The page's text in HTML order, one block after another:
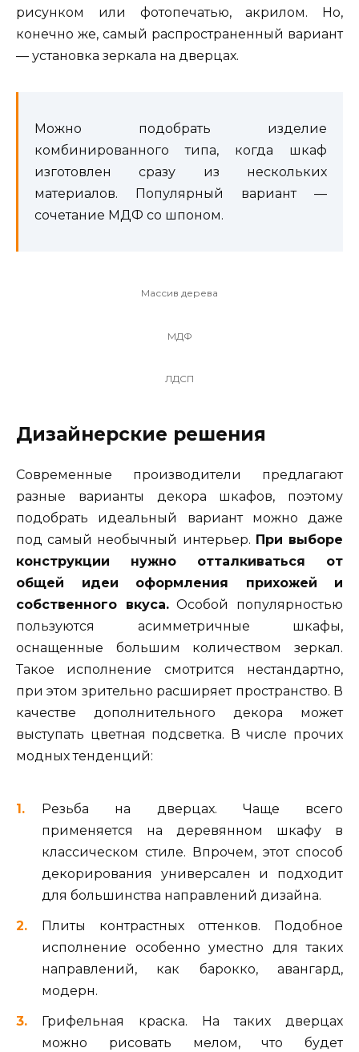
рисунком или фотопечатью, акрилом. Но,
конечно же, самый распространенный вариант
— установка зеркала на дверцах.
Можно подобрать изделие
комбинированного типа, когда шкаф
изготовлен сразу из нескольких
материалов. Популярный вариант —
сочетание МДФ со шпоном.
Массив дерева
МДФ
ЛДСП
Дизайнерские решения
Современные производители предлагают
разные варианты декора шкафов, поэтому
подобрать идеальный вариант можно даже
под самый необычный интерьер. При выборе
конструкции нужно отталкиваться от
общей идеи оформления прихожей и
собственного вкуса.Особой популярностью
пользуются асимметричные шкафы,
оснащенные большим количеством зеркал.
Такое исполнение смотрится нестандартно,
при этом зрительно расширяет пространство. В
качестве дополнительного декора может
выступать цветная подсветка. В числе прочих
модных тенденций:
Резьба на дверцах. Чаще всего
применяется на деревянном шкафу в
классическом стиле. Впрочем, этот способ
декорирования универсален и подходит
для большинства направлений дизайна.
Плиты контрастных оттенков. Подобное
исполнение особенно уместно для таких
направлений, как барокко, авангард,
модерн.
Грифельная краска. На таких дверцах
можно рисовать мелом, что будет